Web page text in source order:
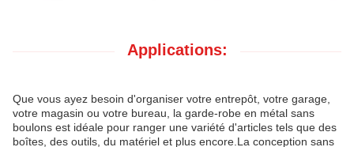
Applications:
Que vous ayez besoin d'organiser votre entrepôt, votre garage,
votre magasin ou votre bureau, la garde-robe en métal sans
boulons est idéale pour ranger une variété d'articles tels que des
boîtes, des outils, du matériel et plus encore. La conception sans